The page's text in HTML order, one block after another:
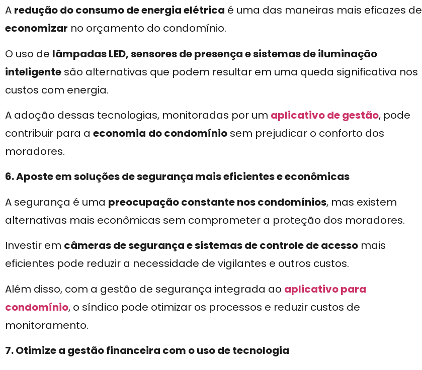
A redução do consumo de energia elétrica é uma das maneiras mais eficazes de
economizar no orçamento do condomínio.
O uso de lâmpadas LED, sensores de presença e sistemas de iluminação
inteligente são alternativas que podem resultar em uma queda significativa nos
custos com energia.
A adoção dessas tecnologias, monitoradas por um aplicativo de gestão, pode
contribuir para a economia do condomínio sem prejudicar o conforto dos
moradores.
6. Aposte em soluções de segurança mais eficientes e econômicas
A segurança é uma preocupação constante nos condomínios, mas existem
alternativas mais econômicas sem comprometer a proteção dos moradores.
Investir em câmeras de segurança e sistemas de controle de acesso mais
eficientes pode reduzir a necessidade de vigilantes e outros custos.
Além disso, com a gestão de segurança integrada ao aplicativo para
condomínio, o síndico pode otimizar os processos e reduzir custos de
monitoramento.
7. Otimize a gestão financeira com o uso de tecnologia